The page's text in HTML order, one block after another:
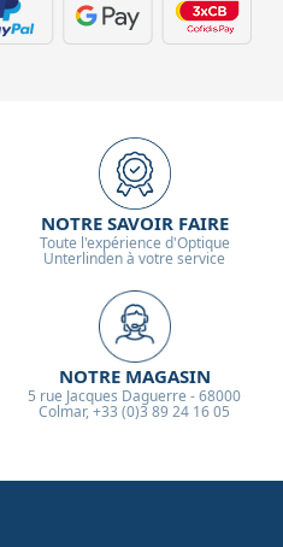
NOTRE SAVOIR FAIRE
Toute l'expérience d'Optique
Unterlinden à votre service
NOTRE MAGASIN
5 rue Jacques Daguerre - 68000
Colmar, +33 (0)3 89 24 16 05